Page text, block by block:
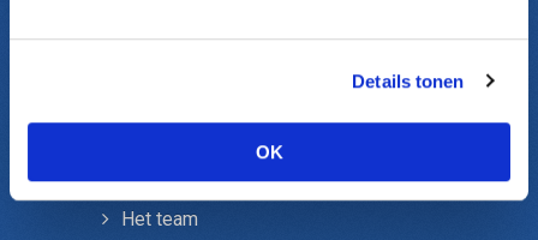
Details tonen
OK
Communicatieonderzoek
Het team